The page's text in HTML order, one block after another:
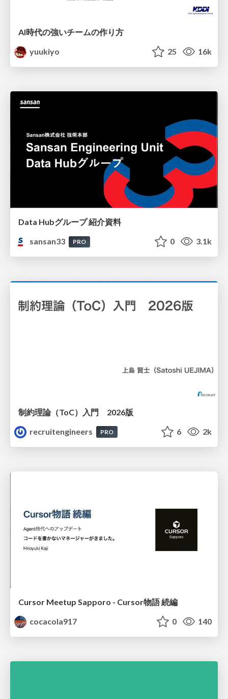
AI時代の強いチームの作り方
yuukiyo
25 16k
Data Hubグループ 紹介資料
sansan33
PRO 0 3.1k
制約理論（ToC）入門 2026版
recruitengineers
PRO 6 2k
Cursor Meetup Sapporo - Cursor物語 続編
cocacola917
0 140